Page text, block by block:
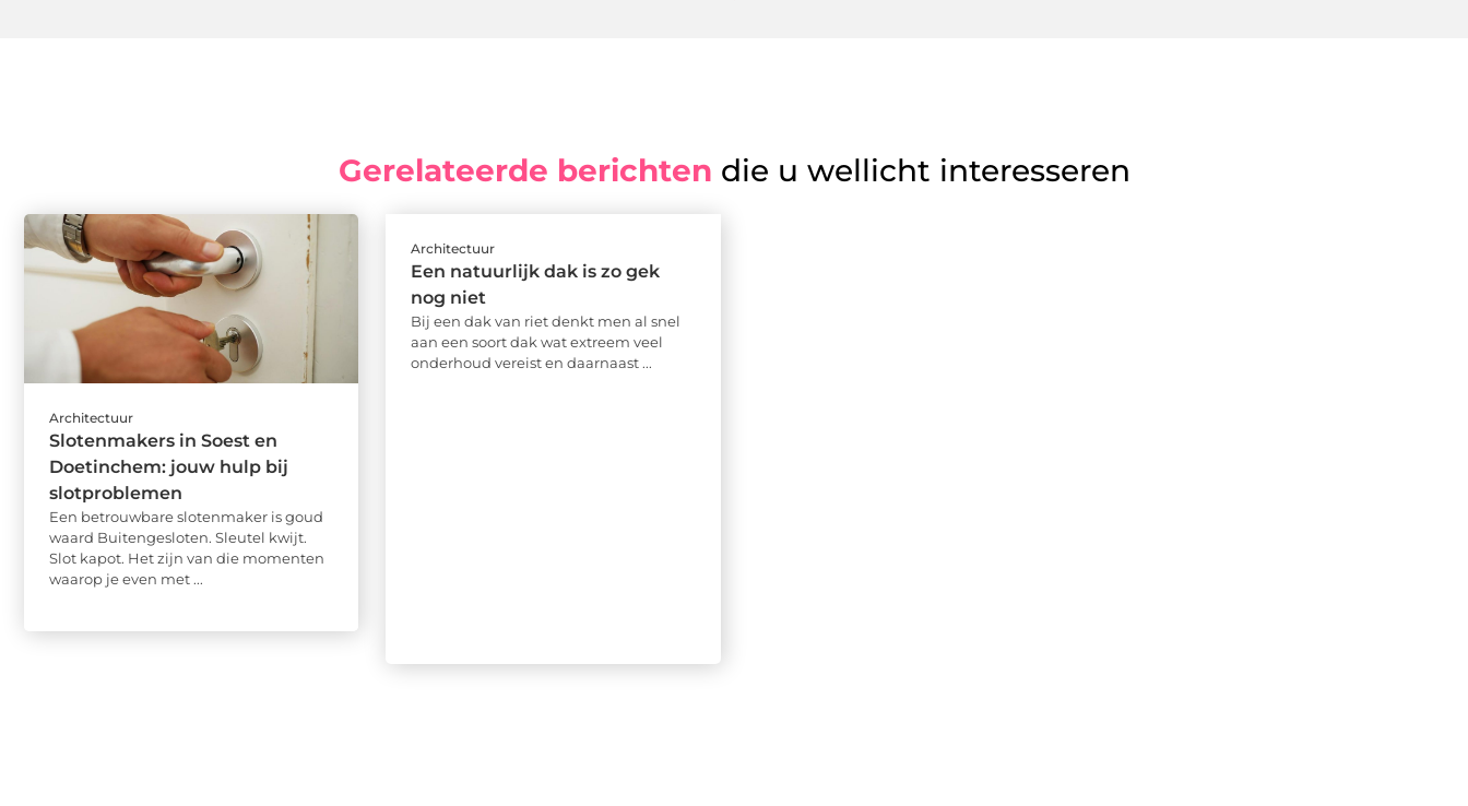
Gerelateerde berichten die u wellicht interesseren
Architectuur
Slotenmakers in Soest en
Doetinchem: jouw hulp bij
slotproblemen
Een betrouwbare slotenmaker is goud
waard Buitengesloten. Sleutel kwijt.
Slot kapot. Het zijn van die momenten
waarop je even met ...
Architectuur
Een natuurlijk dak is zo gek
nog niet
Bij een dak van riet denkt men al snel
aan een soort dak wat extreem veel
onderhoud vereist en daarnaast ...